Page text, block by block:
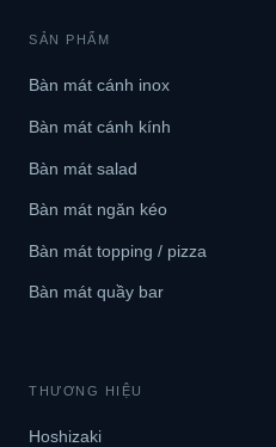
SẢN PHẨM
Bàn mát cánh inox
Bàn mát cánh kính
Bàn mát salad
Bàn mát ngăn kéo
Bàn mát topping / pizza
Bàn mát quầy bar
THƯƠNG HIỆU
Hoshizaki